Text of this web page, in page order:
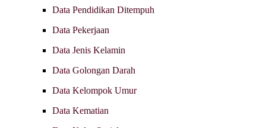
Data Pendidikan Ditempuh
Data Pekerjaan
Data Jenis Kelamin
Data Golongan Darah
Data Kelompok Umur
Data Kematian